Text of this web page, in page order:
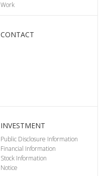
Work
CONTACT
INVESTMENT
Public Disclosure Information
Financial Information
Stock Information
Notice